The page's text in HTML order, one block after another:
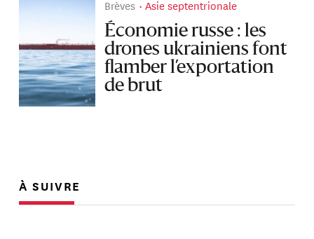
Brèves Asie septentrionale
Économie russe : les
drones ukrainiens font
flamber l’exportation
de brut
À SUIVRE